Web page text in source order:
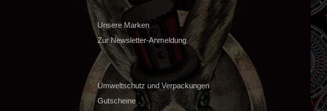
Unsere Marken
Zur Newsletter-Anmeldung
Umweltschutz und Verpackungen
Gutscheine